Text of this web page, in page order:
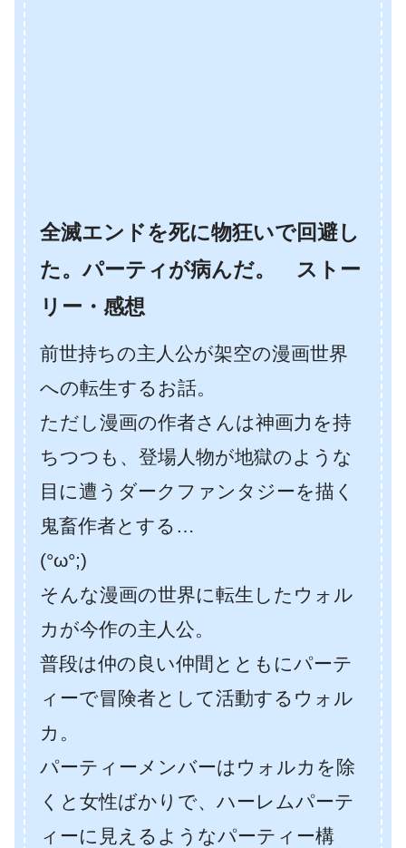
全滅エンドを死に物狂いで回避し
た。パーティが病んだ。 ストー
リー・感想
前世持ちの主人公が架空の漫画世界
への転生するお話。
ただし漫画の作者さんは神画力を持
ちつつも、登場人物が地獄のような
目に遭うダークファンタジーを描く
鬼畜作者とする…
(°ω°;)
そんな漫画の世界に転生したウォル
カが今作の主人公。
普段は仲の良い仲間とともにパーテ
ィーで冒険者として活動するウォル
カ。
パーティーメンバーはウォルカを除
くと女性ばかりで、ハーレムパーテ
ィーに見えるようなパーティー構